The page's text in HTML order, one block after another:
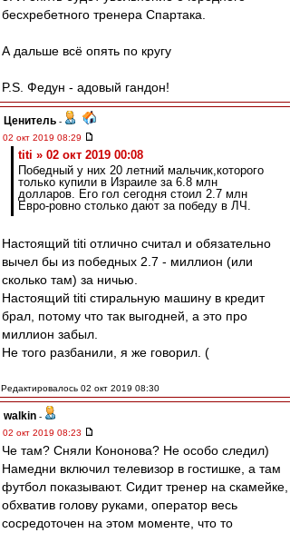
бесхребетного тренера Спартака.
А дальше всё опять по кругу
P.S. Федун - адовый гандон!
Ценитель -
02 окт 2019 08:29
titi » 02 окт 2019 00:08
Победный у них 20 летний мальчик,которого
только купили в Израиле за 6.8 млн
долларов. Его гол сегодня стоил 2.7 млн
Евро-ровно столько дают за победу в ЛЧ.
Настоящий titi отлично считал и обязательно
вычел бы из победных 2.7 - миллион (или
сколько там) за ничью.
Настоящий titi стиральную машину в кредит
брал, потому что так выгодней, а это про
миллион забыл.
Не того разбанили, я же говорил. (
Редактировалось 02 окт 2019 08:30
walkin -
02 окт 2019 08:23
Че там? Сняли Кононова? Не особо следил)
Намедни включил телевизор в гостишке, а там
футбол показывают. Сидит тренер на скамейке,
обхватив голову руками, оператор весь
сосредоточен на этом моменте, что то